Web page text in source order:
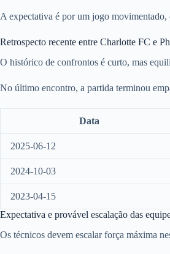
A expectativa é por um jogo movimentado,
Retrospecto recente entre Charlotte FC e
O histórico de confrontos é curto, mas
No último encontro, a partida terminou
Data
2025-06-12
2024-10-03
2023-04-15
Expectativa e provável escalação das
Os técnicos devem escalar força máxima